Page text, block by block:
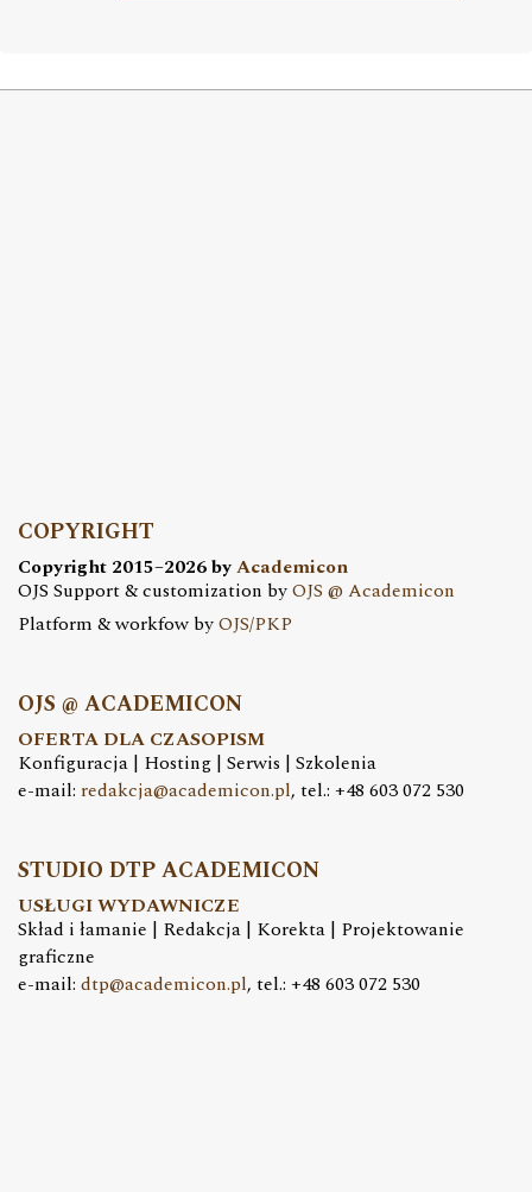
COPYRIGHT
Copyright 2015–2026 byAcademicon
OJS Support & customization byOJS @ Academicon
Platform & workfow byOJS/PKP
OJS @ ACADEMICON
OFERTA DLA CZASOPISM
Konfiguracja | Hosting | Serwis | Szkolenia
e-mail: redakcja@academicon.pl, tel.: +48 603 072 530
STUDIO DTP ACADEMICON
USŁUGI WYDAWNICZE
Skład i łamanie | Redakcja | Korekta | Projektowanie
graficzne
e-mail: dtp@academicon.pl, tel.: +48 603 072 530